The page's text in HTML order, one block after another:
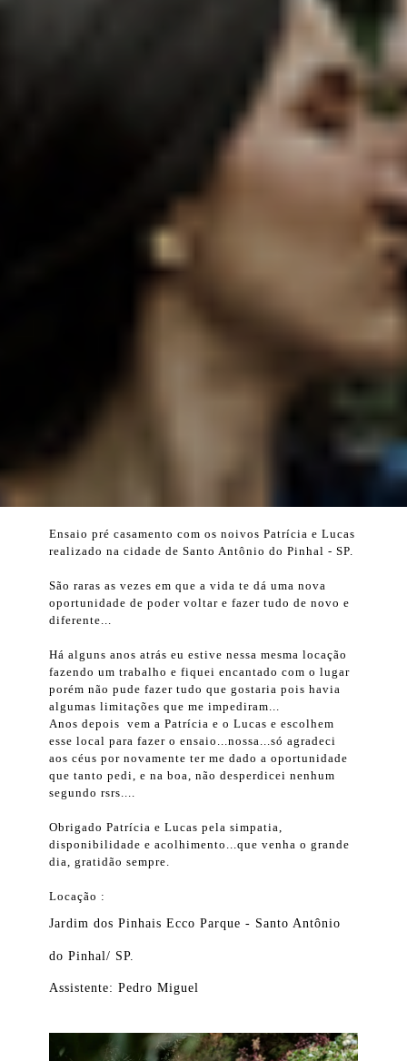
Ensaio pré casamento com os noivos Patrícia e Lucas
realizado na cidade de Santo Antônio do Pinhal - SP.
São raras as vezes em que a vida te dá uma nova
oportunidade de poder voltar e fazer tudo de novo e
diferente...
Há alguns anos atrás eu estive nessa mesma locação
fazendo um trabalho e fiquei encantado com o lugar
porém não pude fazer tudo que gostaria pois havia
algumas limitações que me impediram...
Anos depois vem a Patrícia e o Lucas e escolhem
esse local para fazer o ensaio...nossa...só agradeci
aos céus por novamente ter me dado a oportunidade
que tanto pedi, e na boa, não desperdicei nenhum
segundo rsrs....
Obrigado Patrícia e Lucas pela simpatia,
disponibilidade e acolhimento...que venha o grande
dia, gratidão sempre.
Locação :
Jardim dos Pinhais Ecco Parque - Santo Antônio
do Pinhal/ SP.
Assistente: Pedro Miguel